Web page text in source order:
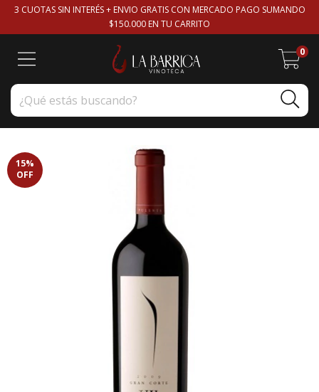
3 CUOTAS SIN INTERÉS + ENVIO GRATIS CON MERCADO PAGO SUMANDO
$150.000 EN TU CARRITO
0
15%
OFF